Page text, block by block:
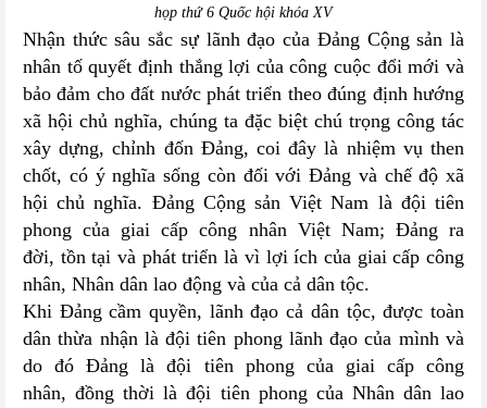
họp thứ 6 Quốc hội khóa XV
Nhận thức sâu sắc sự lãnh đạo của Đảng Cộng sản là
nhân tố quyết định thắng lợi của công cuộc đổi mới và
bảo đảm cho đất nước phát triển theo đúng định hướng
xã hội chủ nghĩa, chúng ta đặc biệt chú trọng công tác
xây dựng, chỉnh đốn Đảng, coi đây là nhiệm vụ then
chốt, có ý nghĩa sống còn đối với Đảng và chế độ xã
hội chủ nghĩa. Đảng Cộng sản Việt Nam là đội tiên
phong của giai cấp công nhân Việt Nam; Đảng ra
đời, tồn tại và phát triển là vì lợi ích của giai cấp công
nhân, Nhân dân lao động và của cả dân tộc.
Khi Đảng cầm quyền, lãnh đạo cả dân tộc, được toàn
dân thừa nhận là đội tiên phong lãnh đạo của mình và
do đó Đảng là đội tiên phong của giai cấp công
nhân, đồng thời là đội tiên phong của Nhân dân lao